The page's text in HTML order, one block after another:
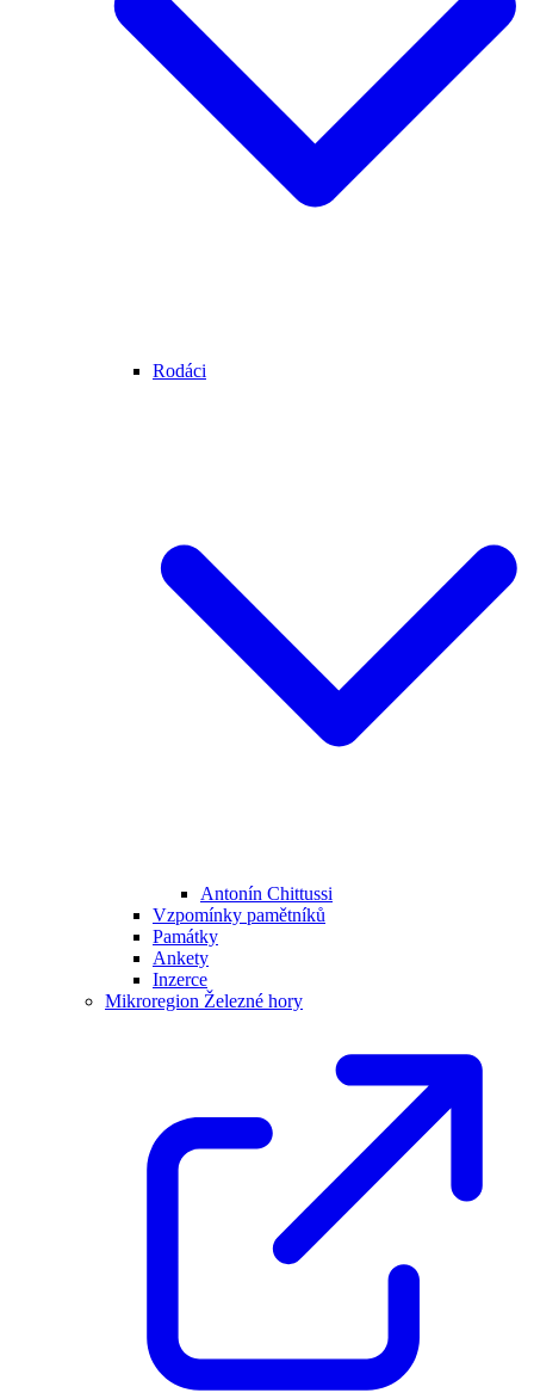
Rodáci
Antonín Chittussi
Vzpomínky pamětníků
Památky
Ankety
Inzerce
Mikroregion Železné hory